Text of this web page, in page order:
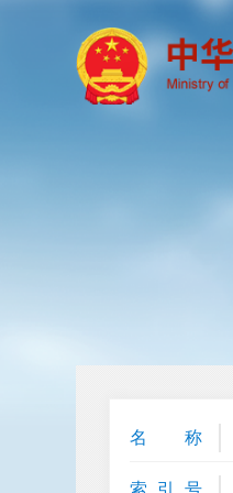
名 称
索 引 号